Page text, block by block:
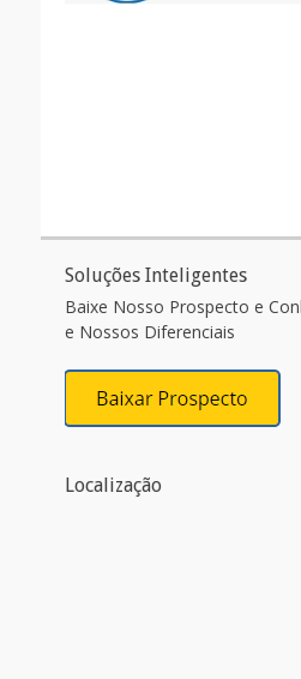
Soluções Inteligentes
Baixe Nosso Prospecto e
e Nossos Diferenciais
Localização